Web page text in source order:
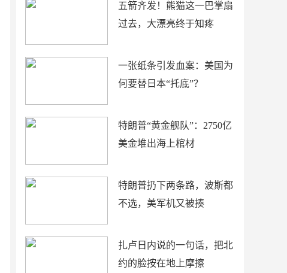
五箭齐发！熊猫这一巴掌扇
过去，大漂亮终于知疼
一张纸条引发血案：美国为
何要替日本“托底”？
特朗普“黄金舰队”：2750亿
美金堆出海上棺材
特朗普扔下两条路，波斯都
不选，美军机又被揍
扎卢日内说的一句话，把北
约的脸按在地上摩擦